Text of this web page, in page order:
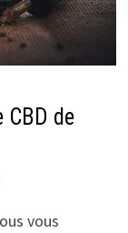
CBD de
vous